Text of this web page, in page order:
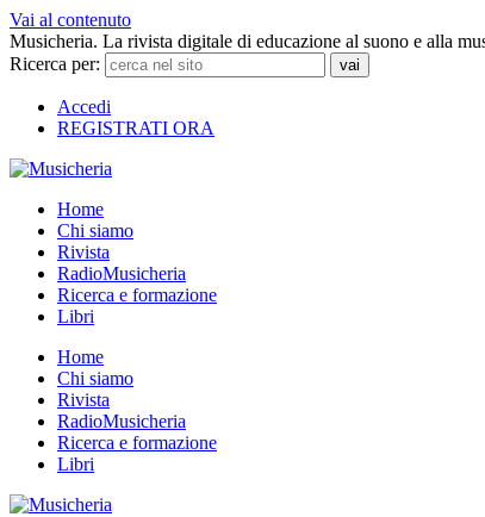
Vai al contenuto
Musicheria. La rivista digitale di educazione al suono e alla
Ricerca per:
Accedi
REGISTRATI ORA
Home
Chi siamo
Rivista
RadioMusicheria
Ricerca e formazione
Libri
Home
Chi siamo
Rivista
RadioMusicheria
Ricerca e formazione
Libri